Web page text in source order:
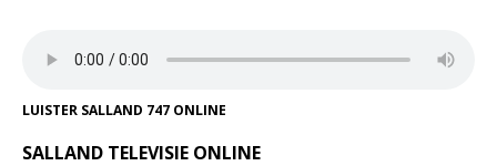
LUISTER SALLAND 747 ONLINE
SALLAND TELEVISIE ONLINE